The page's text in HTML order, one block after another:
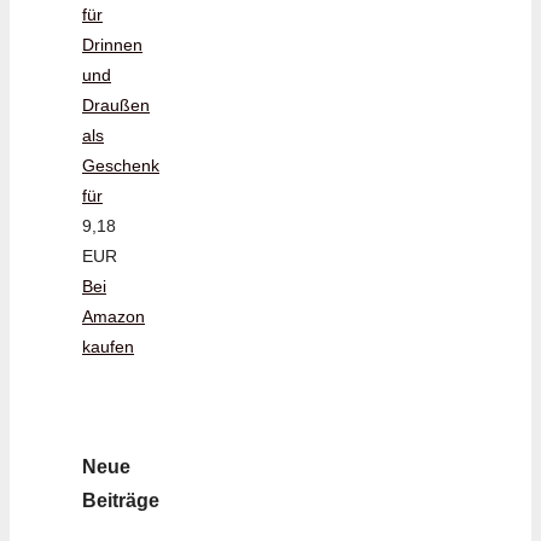
für
Drinnen
und
Draußen
als
Geschenk
für
9,18
EUR
Bei
Amazon
kaufen
Neue
Beiträge